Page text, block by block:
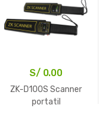
S/ 0.00
ZK-D100S Scanner
portatil